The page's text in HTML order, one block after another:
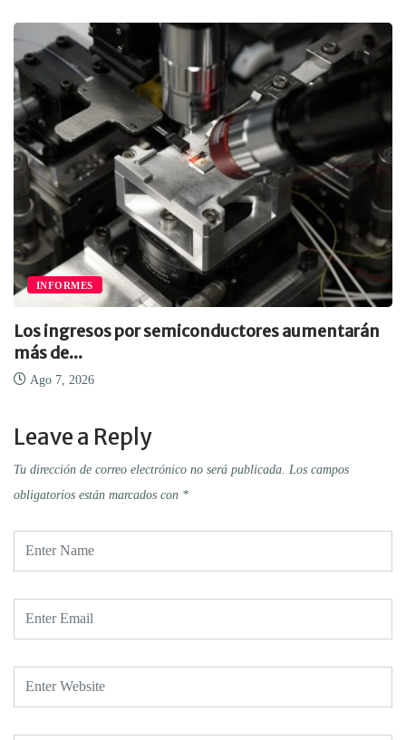
INFORMES
Los ingresos por semiconductores aumentarán
más de...
Ago 7, 2026
Leave a Reply
Tu dirección de correo electrónico no será publicada. Los campos
obligatorios están marcados con *